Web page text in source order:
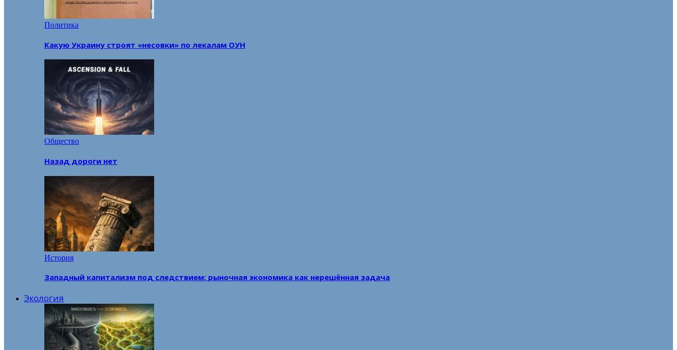
Политика
Какую Украину строят «несовки» по лекалам ОУН
Общество
Назад дороги нет
История
Западный капитализм под следствием: рыночная экономика как нерешённая задача
Экология